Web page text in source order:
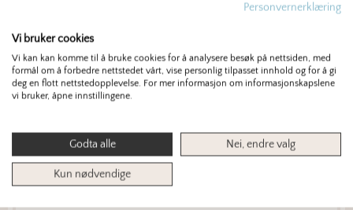
Tips! Oppbevar flatbrødet med kleder
rundt i en pappkasse, da holder det seg
lenge.
Personvernerklæring
Vi bruker cookies
Vi kan kan komme til å bruke cookies for å analysere besøk på nettsiden, med
formål om å forbedre nettstedet vårt, vise personlig tilpasset innhold og for å gi
deg en flott nettstedopplevelse. For mer informasjon om informasjonskapslene
vi bruker, åpne innstillingene.
Godta alle Nei, endre valg
Kun nødvendige